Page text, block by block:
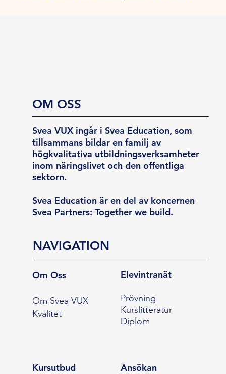
OM OSS
Svea VUX ingår i Svea Education, som
tillsammans bildar en familj av
högkvalitativa utbildningsverksamheter
inom näringslivet och den offentliga
sektorn.
Svea Education är en del av koncernen
Svea Partners: Together we build.
NAVIGATION
Om Oss
Om Svea VUX
Kvalitet
Elevintranät
Prövning
Kurslitteratur
Diplom
Kursutbud Ansökan